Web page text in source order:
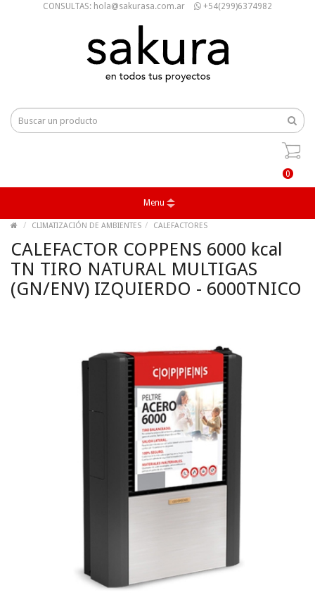
CONSULTAS: hola@sakurasa.com.ar +54(299)6374982
0
Menu
CLIMATIZACIÓN DE AMBIENTES CALEFACTORES
CALEFACTOR COPPENS 6000 kcal
TN TIRO NATURAL MULTIGAS
(GN/ENV) IZQUIERDO - 6000TNICO